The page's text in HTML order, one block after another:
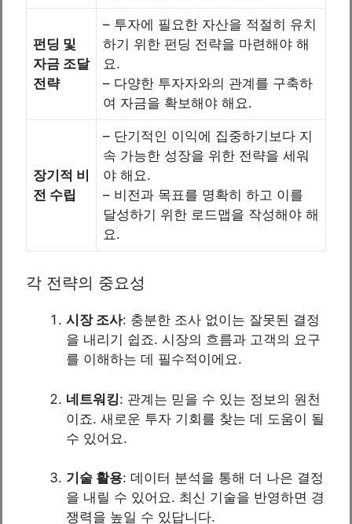
펀딩 및
자금 조달
전략
– 투자에 필요한 자산을 적절히 유치
하기 위한 펀딩 전략을 마련해야 해
요.
– 다양한 투자자와의 관계를 구축하
여 자금을 확보해야 해요.
장기적 비
전 수립
– 단기적인 이익에 집중하기보다 지
속 가능한 성장을 위한 전략을 세워
야 해요.
– 비전과 목표를 명확히 하고 이를
달성하기 위한 로드맵을 작성해야 해
요.
각 전략의 중요성
시장 조사: 충분한 조사 없이는 잘못된 결정
을 내리기 쉽죠. 시장의 흐름과 고객의 요구
를 이해하는 데 필수적이에요.
네트워킹: 관계는 믿을 수 있는 정보의 원천
이죠. 새로운 투자 기회를 찾는 데 도움이 될
수 있어요.
기술 활용: 데이터 분석을 통해 더 나은 결정
을 내릴 수 있어요. 최신 기술을 반영하면 경
쟁력을 높일 수 있답니다.